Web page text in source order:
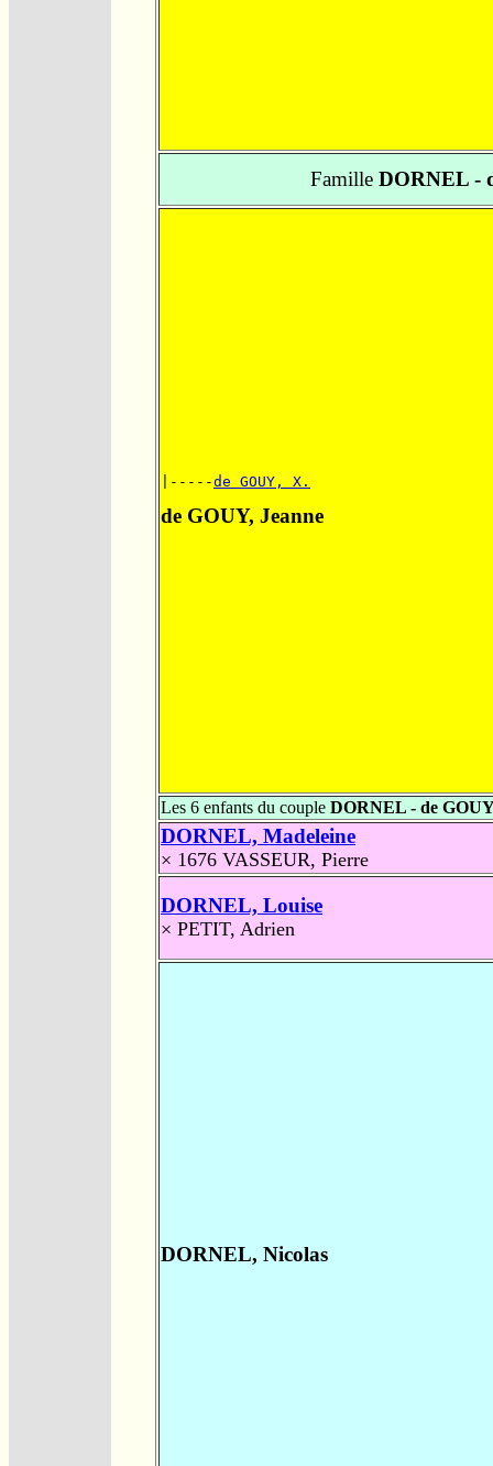
FamilleDORNEL -
|-----de GOUY, X.
de GOUY, Jeanne
Les 6 enfants du couple DORNEL - de
DORNEL, Madeleine
× 1676 VASSEUR, Pierre
DORNEL, Louise
× PETIT, Adrien
DORNEL, Nicolas